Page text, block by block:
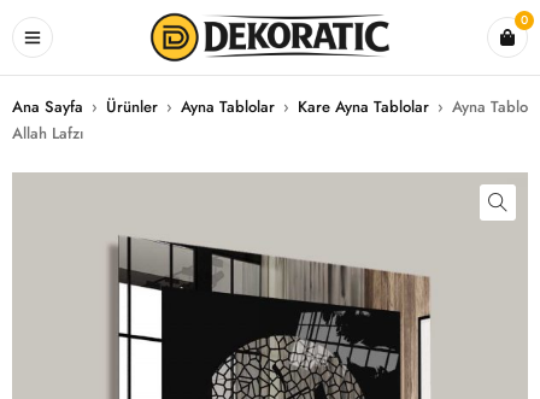
0
Ana Sayfa › Ürünler › Ayna Tablolar › Kare Ayna Tablolar › Ayna Tablo
Allah Lafzı